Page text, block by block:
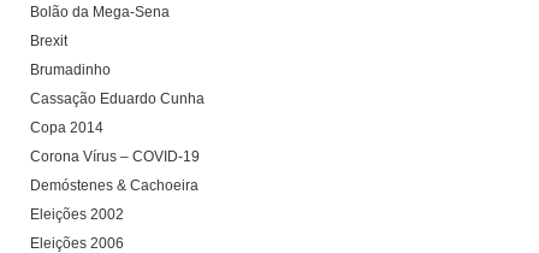
Bolão da Mega-Sena
Brexit
Brumadinho
Cassação Eduardo Cunha
Copa 2014
Corona Vírus – COVID-19
Demóstenes & Cachoeira
Eleições 2002
Eleições 2006